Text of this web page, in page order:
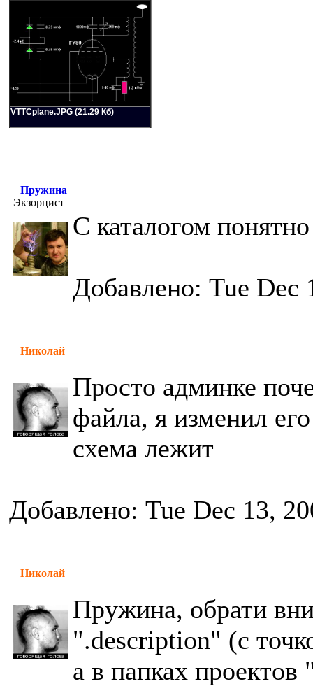
VTTCplane.JPG (21.29 Кб)
Пружина
Экзорцист
С каталогом
Добавлено: Tue Dec
Николай
Просто админке
файла, я изменил
схема лежит
Добавлено: Tue Dec 13,
Николай
Пружина, обрати
".description" (с
а в папках